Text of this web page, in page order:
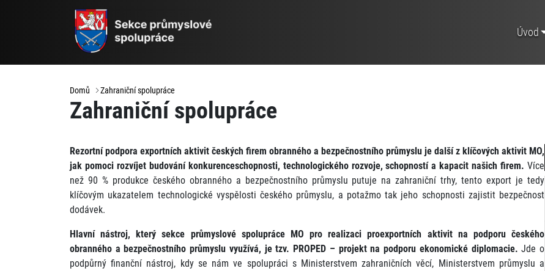
Úvod
Domů Zahraniční spolupráce
Zahraniční spolupráce
Rezortní podpora exportních aktivit českých firem obranného a bezpečnostního průmyslu je další z klíčových aktivit MO,
jak pomoci rozvíjet budování konkurenceschopnosti, technologického rozvoje, schopností a kapacit našich firem. Více
než 90 % produkce českého obranného a bezpečnostního průmyslu putuje na zahraniční trhy, tento export je tedy
klíčovým ukazatelem technologické vyspělosti českého průmyslu, a potažmo tak jeho schopnosti zajistit bezpečnost
dodávek.
Hlavní nástroj, který sekce průmyslové spolupráce MO pro realizaci proexportních aktivit na podporu českého
obranného a bezpečnostního průmyslu využívá, je tzv. PROPED – projekt na podporu ekonomické diplomacie. Jde o
podpůrný finanční nástroj, kdy se nám ve spolupráci s Ministerstvem zahraničních věcí, Ministerstvem průmyslu a